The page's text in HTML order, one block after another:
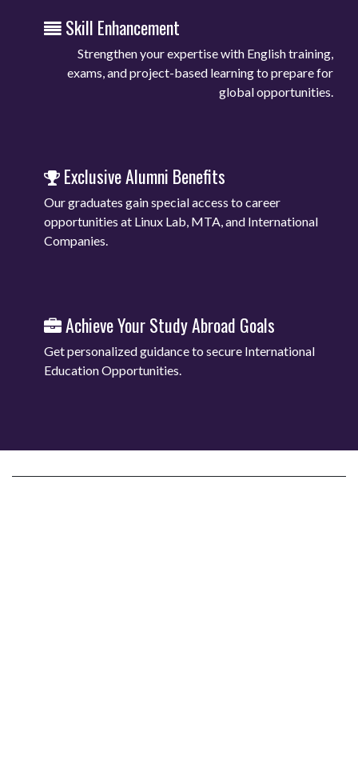
Skill Enhancement
Strengthen your expertise with English training,
exams, and project-based learning to prepare for
global opportunities.
Exclusive Alumni Benefits
Our graduates gain special access to career
opportunities at Linux Lab, MTA, and International
Companies.
Achieve Your Study Abroad Goals
Get personalized guidance to secure International
Education Opportunities.